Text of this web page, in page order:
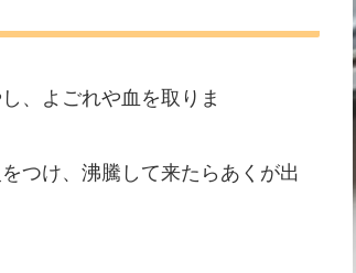
、よごれや血を取りま
つけ、沸騰して来たらあくが出